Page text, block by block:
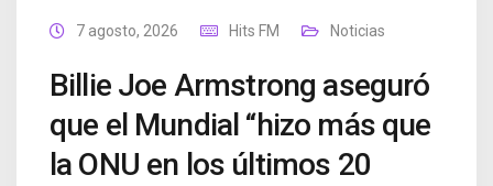
7 agosto, 2026 Hits FM Noticias
Billie Joe Armstrong aseguró
que el Mundial “hizo más que
la ONU en los últimos 20